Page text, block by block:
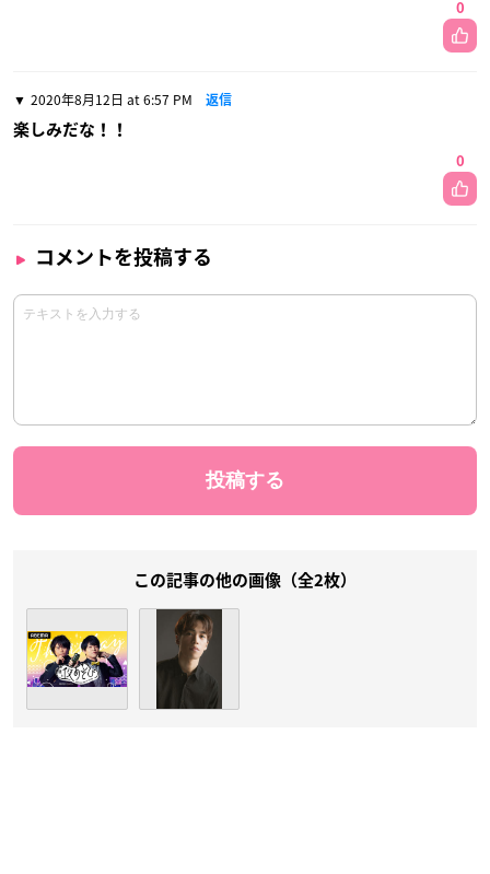
0
2020年8月12日 at 6:57 PM 返信
楽しみだな！！
0
コメントを投稿する
この記事の他の画像（全2枚）